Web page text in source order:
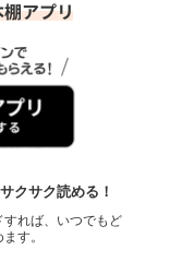
クサク読める！
れば、いつでもど
す。